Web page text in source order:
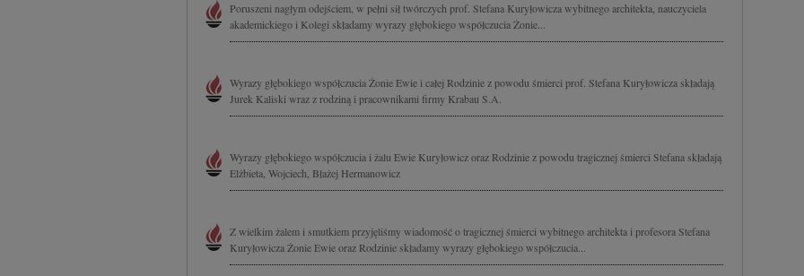
Poruszeni nagłym odejściem, w pełni sił twórczych prof. Stefana Kuryłowicza wybitnego architekta, nauczyciela
akademickiego i Kolegi składamy wyrazy głębokiego współczucia Żonie...
Wyrazy głębokiego współczucia Żonie Ewie i całej Rodzinie z powodu śmierci prof. Stefana Kuryłowicza składają
Jurek Kaliski wraz z rodziną i pracownikami firmy Krabau S.A.
Wyrazy głębokiego współczucia i żalu Ewie Kuryłowicz oraz Rodzinie z powodu tragicznej śmierci Stefana składają
Elżbieta, Wojciech, Błażej Hermanowicz
Z wielkim żalem i smutkiem przyjęliśmy wiadomość o tragicznej śmierci wybitnego architekta i profesora Stefana
Kuryłowicza Żonie Ewie oraz Rodzinie składamy wyrazy głębokiego współczucia...